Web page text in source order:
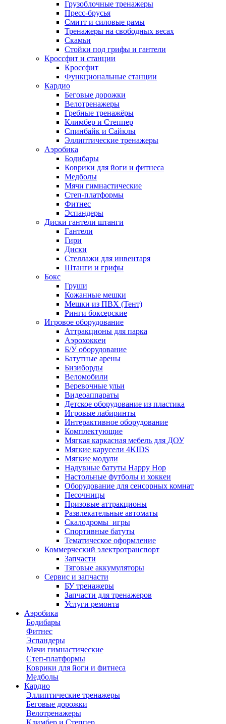
Грузоблочные тренажеры
Пресс-брусья
Смитт и силовые рамы
Тренажеры на свободных весах
Скамьи
Стойки под грифы и гантели
Кроссфит и станции
Кроссфит
Функциональные станции
Кардио
Беговые дорожки
Велотренажеры
Гребные тренажёры
Климбер и Степпер
Спинбайк и Сайклы
Эллиптические тренажеры
Аэробика
Бодибары
Коврики для йоги и фитнеса
Медболы
Мячи гимнастические
Степ-платформы
Фитнес
Эспандеры
Диски гантели штанги
Гантели
Гири
Диски
Стеллажи для инвентаря
Штанги и грифы
Бокс
Груши
Кожанные мешки
Мешки из ПВХ (Тент)
Ринги боксерские
Игровое оборудование
Аттракционы для парка
Аэрохоккеи
Б/У оборудование
Батутные арены
Бизиборды
Веломобили
Веревочные ульи
Видеоаппараты
Детское оборудование из пластика
Игровые лабиринты
Интерактивное оборудование
Комплектующие
Мягкая каркасная мебель для ДОУ
Мягкие карусели 4KIDS
Мягкие модули
Надувные батуты Happy Hop
Настольные футболы и хоккеи
Оборудование для сенсорных комнат
Песочницы
Призовые аттракционы
Развлекательные автоматы
Скалодромы_игры
Спортивные батуты
Тематическое оформление
Коммерческий электротранспорт
Запчасти
Тяговые аккумуляторы
Сервис и запчасти
БУ тренажеры
Запчасти для тренажеров
Услуги ремонта
Аэробика
Бодибары
Фитнес
Эспандеры
Мячи гимнастические
Степ-платформы
Коврики для йоги и фитнеса
Медболы
Кардио
Эллиптические тренажеры
Беговые дорожки
Велотренажеры
Климбер и Степпер